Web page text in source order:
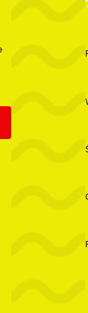
dotyczących
promocyjne
trzecich lub
ofert,